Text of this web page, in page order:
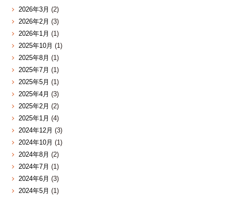
2026年3月 (2)
2026年2月 (3)
2026年1月 (1)
2025年10月 (1)
2025年8月 (1)
2025年7月 (1)
2025年5月 (1)
2025年4月 (3)
2025年2月 (2)
2025年1月 (4)
2024年12月 (3)
2024年10月 (1)
2024年8月 (2)
2024年7月 (1)
2024年6月 (3)
2024年5月 (1)